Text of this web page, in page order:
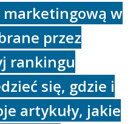
marketingową w
przez
rankingu
się, gdzie i
artykuły, jakie